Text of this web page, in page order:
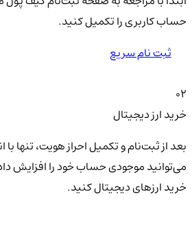
حساب کاربری را تکمیل کنید.
ثبت نام سریع
02
خرید ارز دیجیتال
بعد از ثبت‌نام و تکمیل احراز هویت، تنها با
می‌توانید موجودی حساب خود را افزایش
خرید ارزهای دیجیتال کنید.